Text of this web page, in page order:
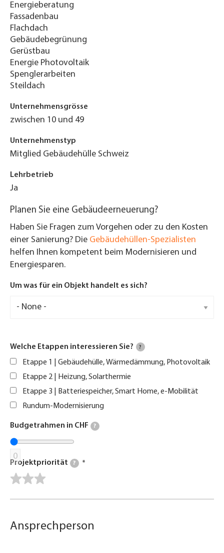
Energieberatung
Fassadenbau
Flachdach
Gebäudebegrünung
Gerüstbau
Energie Photovoltaik
Spenglerarbeiten
Steildach
Unternehmensgrösse
zwischen 10 und 49
Unternehmenstyp
Mitglied Gebäudehülle Schweiz
Lehrbetrieb
Ja
Planen Sie eine Gebäudeerneuerung?
Haben Sie Fragen zum Vorgehen oder zu den Kosten
einer Sanierung? Die Gebäudehüllen-Spezialisten
helfen Ihnen kompetent beim Modernisieren und
Energiesparen.
Um was für ein Objekt handelt es sich?
Welche Etappen interessieren Sie? ?
Etappe 1 | Gebäudehülle, Wärmedämmung, Photovoltaik
Etappe 2 | Heizung, Solarthermie
Etappe 3 | Batteriespeicher, Smart Home, e-Mobilität
Rundum-Modernisierung
Budgetrahmen in CHF ?
0
Projektpriorität ?
Ansprechperson